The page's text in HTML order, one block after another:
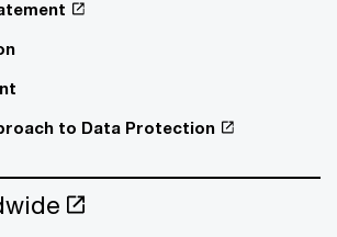
to Data Protection